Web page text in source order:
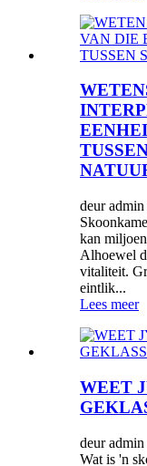
deur
kan
Alhoewel
vitaliteit.
eintlik...
Lees meer
WEET
deur
Wat is 'n